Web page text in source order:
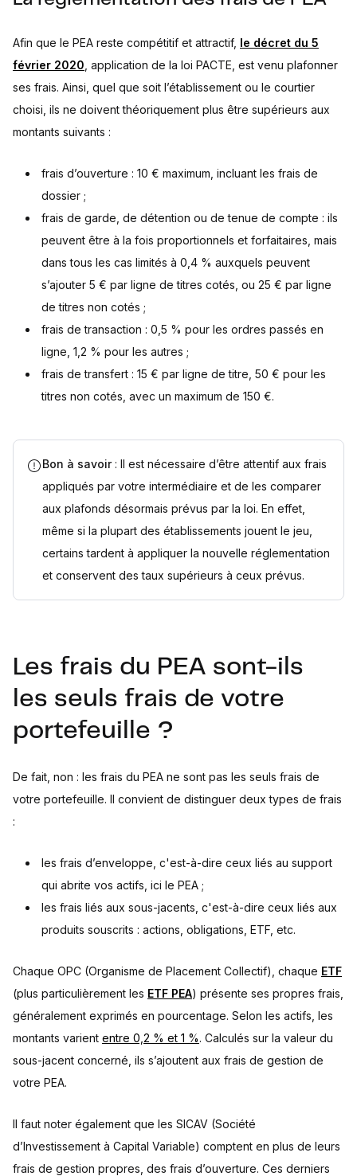
Afin que le PEA reste compétitif et attractif, le décret du 5
février 2020 , application de la loi PACTE, est venu plafonner
ses frais. Ainsi, quel que soit l’établissement ou le courtier
choisi, ils ne doivent théoriquement plus être supérieurs aux
montants suivants :
frais d’ouverture : 10 € maximum, incluant les frais de
dossier ;
frais de garde, de détention ou de tenue de compte : ils
peuvent être à la fois proportionnels et forfaitaires, mais
dans tous les cas limités à 0,4 % auxquels peuvent
s’ajouter 5 € par ligne de titres cotés, ou 25 € par ligne
de titres non cotés ;
frais de transaction : 0,5 % pour les ordres passés en
ligne, 1,2 % pour les autres ;
frais de transfert : 15 € par ligne de titre, 50 € pour les
titres non cotés, avec un maximum de 150 €.
Bon à savoir : Il est nécessaire d’être attentif aux frais
appliqués par votre intermédiaire et de les comparer
aux plafonds désormais prévus par la loi. En effet,
même si la plupart des établissements jouent le jeu,
certains tardent à appliquer la nouvelle réglementation
et conservent des taux supérieurs à ceux prévus.
Les frais du PEA sont-ils
les seuls frais de votre
portefeuille ?
De fait, non : les frais du PEA ne sont pas les seuls frais de
votre portefeuille. Il convient de distinguer deux types de frais
:
les frais d’enveloppe, c'est-à-dire ceux liés au support
qui abrite vos actifs, ici le PEA ;
les frais liés aux sous-jacents, c'est-à-dire ceux liés aux
produits souscrits : actions, obligations, ETF, etc.
Chaque OPC (Organisme de Placement Collectif), chaque ETF
(plus particulièrement les ETF PEA) présente ses propres frais,
généralement exprimés en pourcentage. Selon les actifs, les
montants varient entre 0,2 % et 1 %. Calculés sur la valeur du
sous-jacent concerné, ils s’ajoutent aux frais de gestion de
votre PEA.
Il faut noter également que les SICAV (Société
d’Investissement à Capital Variable) comptent en plus de leurs
frais de gestion propres, des frais d’ouverture. Ces derniers